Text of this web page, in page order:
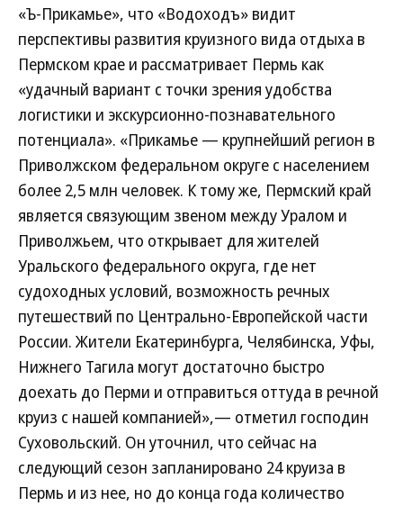
«Ъ-Прикамье», что «Водоходъ» видит
перспективы развития круизного вида отдыха в
Пермском крае и рассматривает Пермь как
«удачный вариант с точки зрения удобства
логистики и экскурсионно-познавательного
потенциала». «Прикамье — крупнейший регион в
Приволжском федеральном округе с населением
более 2,5 млн человек. К тому же, Пермский край
является связующим звеном между Уралом и
Приволжьем, что открывает для жителей
Уральского федерального округа, где нет
судоходных условий, возможность речных
путешествий по Центрально-Европейской части
России. Жители Екатеринбурга, Челябинска, Уфы,
Нижнего Тагила могут достаточно быстро
доехать до Перми и отправиться оттуда в речной
круиз с нашей компанией»,— отметил господин
Суховольский. Он уточнил, что сейчас на
следующий сезон запланировано 24 круиза в
Пермь и из нее, но до конца года количество